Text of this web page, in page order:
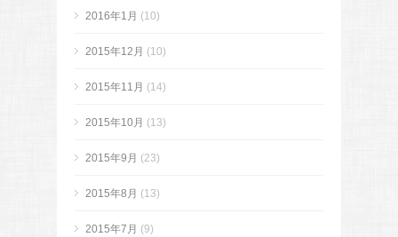
2016年1月 (10)
2015年12月 (10)
2015年11月 (14)
2015年10月 (13)
2015年9月 (23)
2015年8月 (13)
2015年7月 (9)